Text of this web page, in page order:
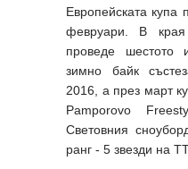
Европейската
февруари. В
проведе шестото
зимно байк
2016, а през март
Pamporovo
Световния
ранг - 5 звезди на